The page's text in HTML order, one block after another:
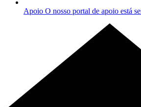
Apoio O nosso portal de apoio está